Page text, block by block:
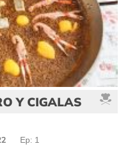
Y CIGALAS
Ep: 1